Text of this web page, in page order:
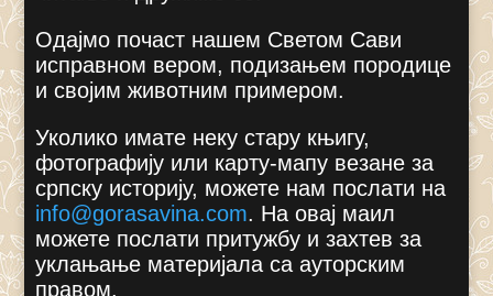
Одајмо почаст нашем Светом Сави
исправном вером, подизањем породице
и својим животним примером.
Уколико имате неку стару књигу,
фотографију или карту-мапу везане за
српску историју, можете нам послати на
info@gorasavina.com. На овај маил
можете послати притужбу и захтев за
уклањање материјала са ауторским
правом.